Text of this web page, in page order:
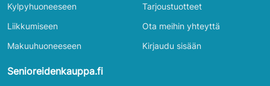
Kylpyhuoneeseen
Liikkumiseen
Makuuhuoneeseen
Tarjoustuotteet
Ota meihin yhteyttä
Kirjaudu sisään
Senioreidenkauppa.fi